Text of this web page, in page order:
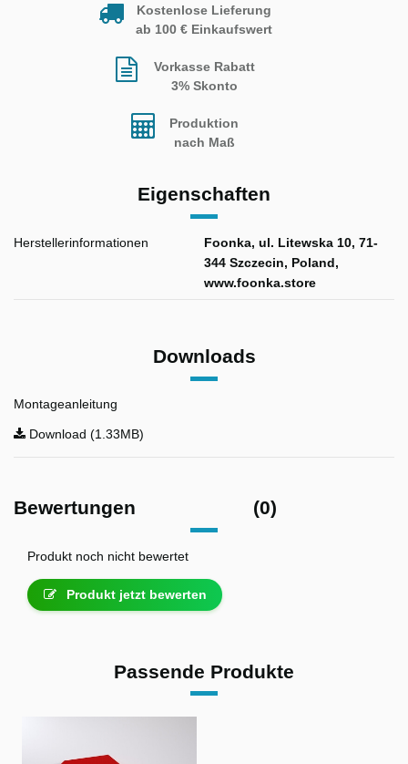
Kostenlose Lieferung
ab 100 € Einkaufswert
Vorkasse Rabatt
3% Skonto
Produktion
nach Maß
Eigenschaften
Herstellerinformationen
Foonka, ul. Litewska 10, 71-
344 Szczecin, Poland,
www.foonka.store
Downloads
Montageanleitung
Download (1.33MB)
Bewertungen (0)
Produkt noch nicht bewertet
Produkt jetzt bewerten
Passende Produkte